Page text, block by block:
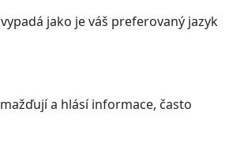
jako je váš preferovaný jazyk
a hlásí informace, často